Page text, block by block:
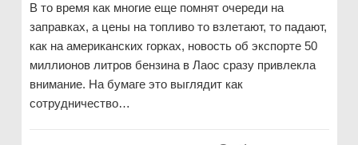
В то время как многие еще помнят очереди на
заправках, а цены на топливо то взлетают, то падают,
как на американских горках, новость об экспорте 50
миллионов литров бензина в Лаос сразу привлекла
внимание. На бумаге это выглядит как
сотрудничество…